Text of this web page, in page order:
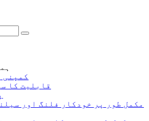
کمپنی
قابلیت کا